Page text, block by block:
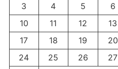
3
4 5 6
10
11 12 13
17
18 19 20
24
25 26 27